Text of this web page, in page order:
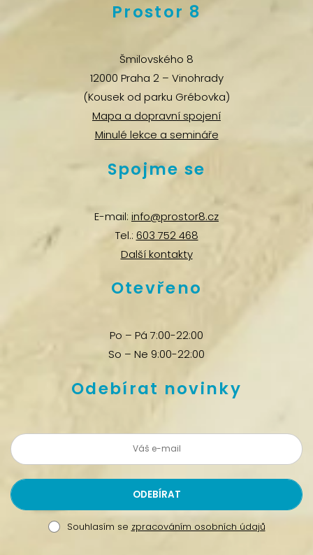
Prostor 8
Šmilovského 8
12000 Praha 2 – Vinohrady
(Kousek od parku Grébovka)
Mapa a dopravní spojení
Minulé lekce a semináře
Spojme se
E-mail: info@prostor8.cz
Tel.: 603 752 468
Další kontakty
Otevřeno
Po – Pá 7:00-22:00
So – Ne 9:00-22:00
Odebírat novinky
Souhlasím se zpracováním osobních údajů